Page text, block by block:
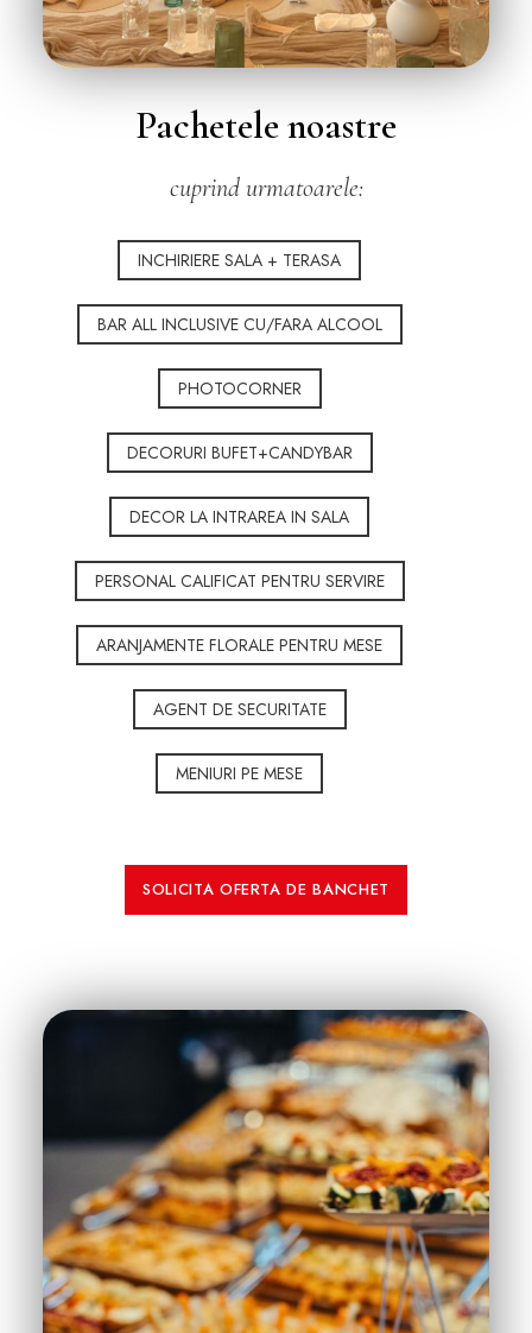
Pachetele noastre
cuprind urmatoarele:
INCHIRIERE SALA + TERASA
BAR ALL INCLUSIVE CU/FARA ALCOOL
PHOTOCORNER
DECORURI BUFET+CANDYBAR
DECOR LA INTRAREA IN SALA
PERSONAL CALIFICAT PENTRU SERVIRE
ARANJAMENTE FLORALE PENTRU MESE
AGENT DE SECURITATE
MENIURI PE MESE
SOLICITA OFERTA DE BANCHET